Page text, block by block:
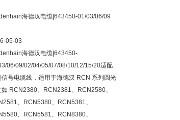
海德汉电缆|643450-01/03/06/09
05-03
海德汉电缆|643450-
06/09/02/04/05/07/08/10/12/15/20适配
信号电缆线，适用于海德汉 RCN 系列圆光
如 RCN2380、RCN2381、RCN2580、
、RCN5380、RCN5381、
、RCN5581、RCN8380、